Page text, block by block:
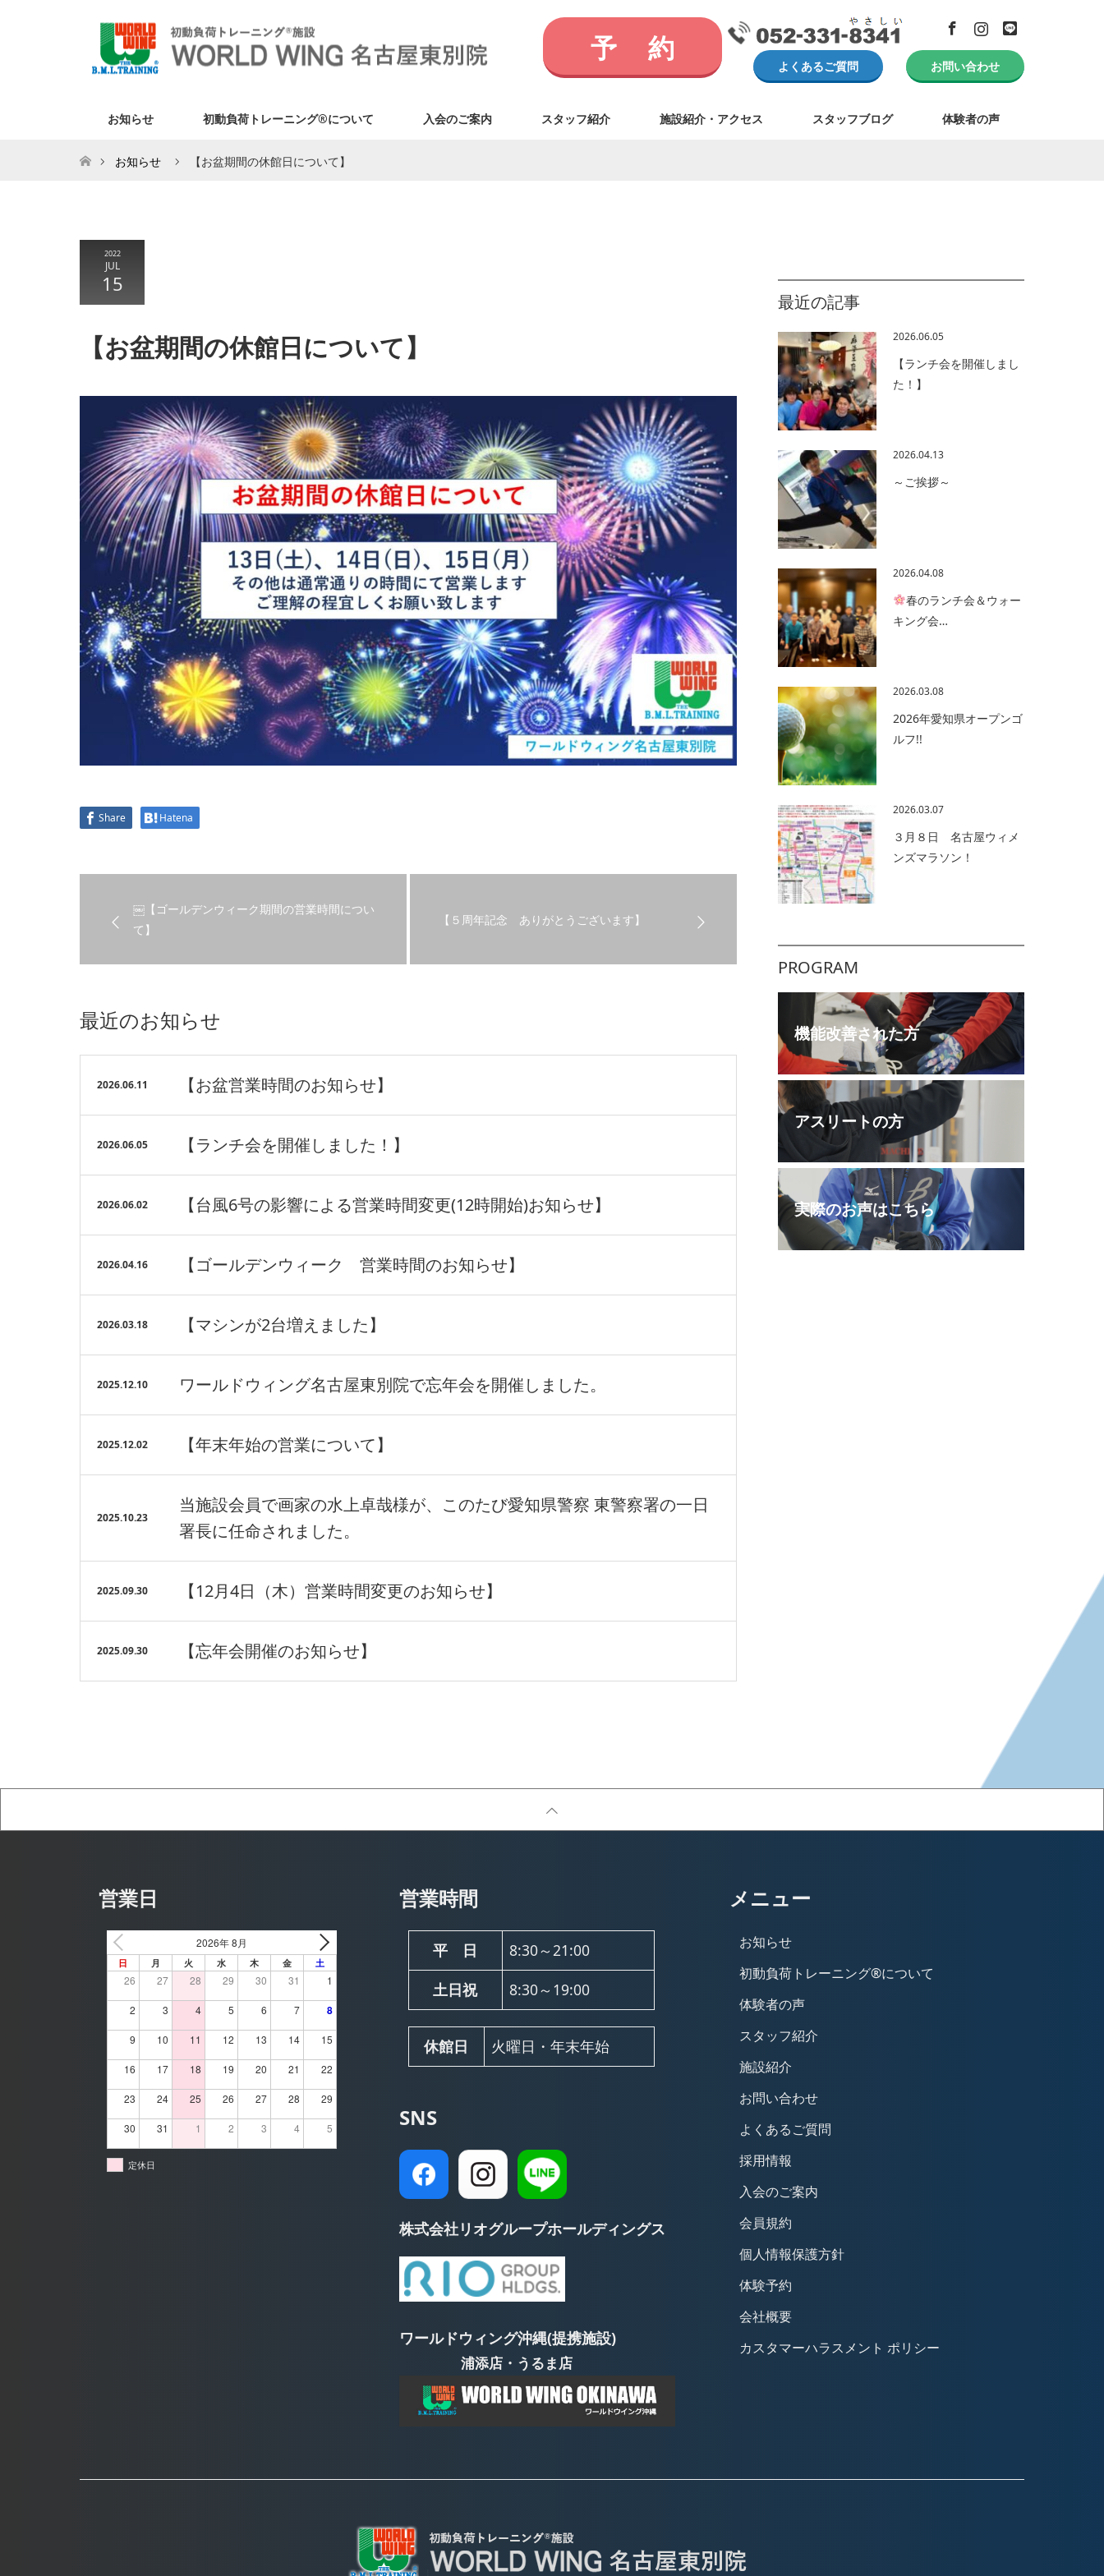
Instagram
LINE
お知らせ 初動負荷トレーニング®について 入会のご案内 スタッフ紹介 施設紹介・アクセス スタッフブログ 体験者の声
予約
よくあるご質問 お問い合わせ
ホームお知らせ 【お盆期間の休館日について】
2022
JUL
15
【お盆期間の休館日について】
Share Hatena
￼【ゴールデンウィーク期間の営業時間につい
て】
【５周年記念 ありがとうございます】
最近のお知らせ
2026.06.11 【お盆営業時間のお知らせ】
2026.06.05 【ランチ会を開催しました！】
2026.06.02 【台風6号の影響による営業時間変更(12時開始)お知らせ】
2026.04.16 【ゴールデンウィーク 営業時間のお知らせ】
2026.03.18 【マシンが2台増えました】
2025.12.10 ワールドウィング名古屋東別院で忘年会を開催しました。
2025.12.02 【年末年始の営業について】
2025.10.23
当施設会員で画家の水上卓哉様が、このたび愛知県警察 東警察署の一日
署長に任命されました。
2025.09.30 【12月4日（木）営業時間変更のお知らせ】
2025.09.30 【忘年会開催のお知らせ】
最近の記事
2026.06.05
【ランチ会を開催しまし
た！】
2026.04.13
～ご挨拶～
2026.04.08
春のランチ会＆ウォー
キング会…
2026.03.08
2026年愛知県オープンゴ
ルフ!!
2026.03.07
３月８日 名古屋ウィメ
ンズマラソン！
PROGRAM
機能改善された方
アスリートの方
実際のお声はこちら
営業日
2026年 8月
日 月 火 水 木 金 土
26 27 28 29 30 31 1
2 3 4 5 6 7 8
9 10 11 12 13 14 15
16 17 18 19 20 21 22
23 24 25 26 27 28 29
30 31 1 2 3 4 5
定休日
営業時間
平 日
8:30～21:00
土日祝
8:30～19:00
休館日 火曜日・年末年始
SNS
株式会社リオグループホールディングス
ワールドウィング沖縄(提携施設)
浦添店・うるま店
メニュー
お知らせ
初動負荷トレーニング®について
体験者の声
スタッフ紹介
施設紹介
お問い合わせ
よくあるご質問
採用情報
入会のご案内
会員規約
個人情報保護方針
体験予約
会社概要
カスタマーハラスメント ポリシー